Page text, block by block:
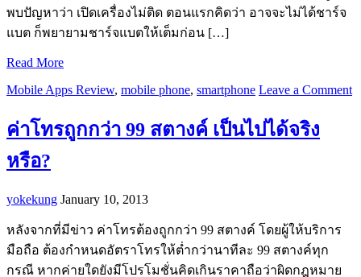
พบปัญหาว่า เปิดเครื่องไม่ติด ตอนแรกคิดว่า อาจจะไม่ได้ชาร์จ
แบต ก็พยายามชาร์จแบตให้เต็มก่อน […]
Read More
Mobile Apps Review, mobile phone, smartphone Leave a Comment
ค่าโทรถูกกว่า 99 สตางค์ เป็นไปได้จริง
หรือ?
yokekung January 10, 2013
หลังจากที่มีข่าว ค่าโทรต้องถูกกว่า 99 สตางค์ โดยผู้ให้บริการ
มือถือ ต้องกำหนดอัตราโทรให้ต่ำกว่านาทีละ 99 สตางค์ทุก
กรณี หากค่ายใดยังมีโปรโมชั่นคิดเกินราคาถือว่าผิดกฎหมาย